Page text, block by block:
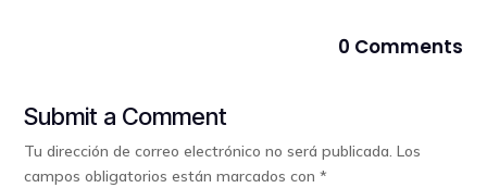
0 Comments
Submit a Comment
Tu dirección de correo electrónico no será publicada. Los
campos obligatorios están marcados con*